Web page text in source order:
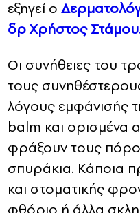
εξηγεί ο
δρ Χρήστος
Οι συνήθειες του
τους
λόγους εμφάνισής
balm και ορισμένα
φράξουν τους
σπυράκια. Κάποια
και στοματικής